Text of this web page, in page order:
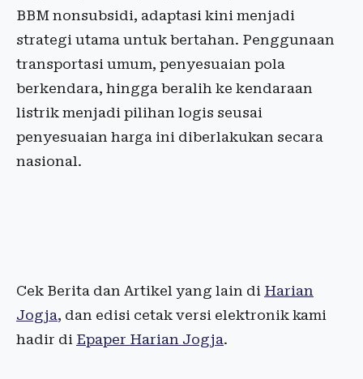
BBM nonsubsidi, adaptasi kini menjadi
strategi utama untuk bertahan. Penggunaan
transportasi umum, penyesuaian pola
berkendara, hingga beralih ke kendaraan
listrik menjadi pilihan logis seusai
penyesuaian harga ini diberlakukan secara
nasional.
Cek Berita dan Artikel yang lain di Harian
Jogja, dan edisi cetak versi elektronik kami
hadir di Epaper Harian Jogja.